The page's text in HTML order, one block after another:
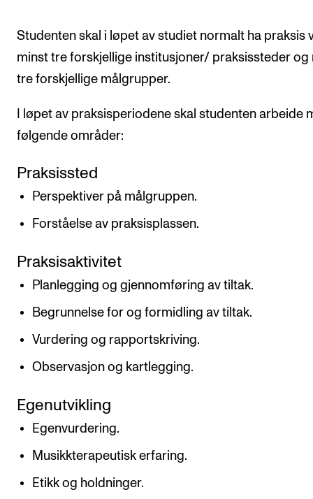
Studenten skal i løpet av studiet normalt ha praksis
minst tre forskjellige institusjoner/ praksissteder og
tre forskjellige målgrupper.
I løpet av praksisperiodene skal studenten arbeide
følgende områder:
Praksissted
Perspektiver på målgruppen.
Forståelse av praksisplassen.
Praksisaktivitet
Planlegging og gjennomføring av tiltak.
Begrunnelse for og formidling av tiltak.
Vurdering og rapportskriving.
Observasjon og kartlegging.
Egenutvikling
Egenvurdering.
Musikkterapeutisk erfaring.
Etikk og holdninger.